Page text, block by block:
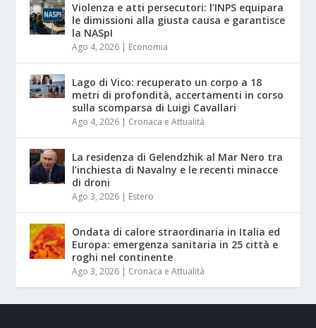
Violenza e atti persecutori: l’INPS equipara
le dimissioni alla giusta causa e garantisce
la NASpI
Ago 4, 2026 Economia
Lago di Vico: recuperato un corpo a 18
metri di profondità, accertamenti in corso
sulla scomparsa di Luigi Cavallari
Ago 4, 2026 Cronaca e Attualità
La residenza di Gelendzhik al Mar Nero tra
l’inchiesta di Navalny e le recenti minacce
di droni
Ago 3, 2026 Estero
Ondata di calore straordinaria in Italia ed
Europa: emergenza sanitaria in 25 città e
roghi nel continente
Ago 3, 2026 Cronaca e Attualità